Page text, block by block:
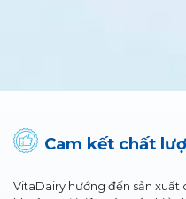
Cam kết chất
VitaDairy hướng đến sản xuất